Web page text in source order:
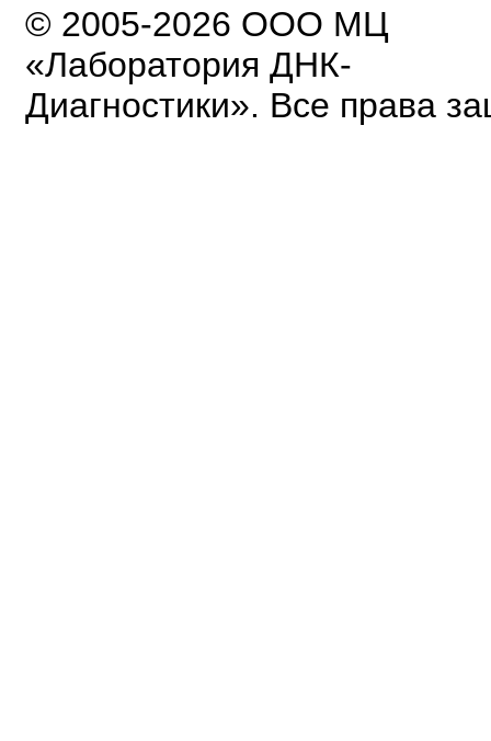
© 2005-2026 ООО МЦ
«Лаборатория ДНК-
Диагностики». Все права